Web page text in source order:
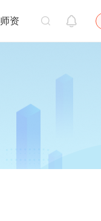
师资